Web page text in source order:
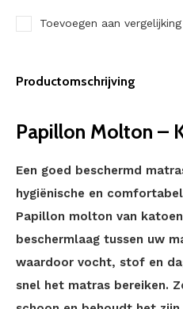
Toevoegen aan vergelijking
Productomschrijving
Papillon Molton –
Een goed beschermd
hygiënische en
Papillon molton van
beschermlaag tussen uw
waardoor vocht, stof en
snel het matras bereiken.